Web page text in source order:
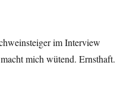
im Interview
mich wütend. Ernsthaft.